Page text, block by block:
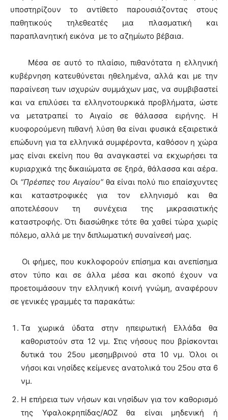
υποστηρίζουν το αντίθετο παρουσιάζοντας στους
παθητικούς τηλεθεατές μια πλασματική και
παραπλανητική εικόνα με το αζημίωτο βέβαια.
Μέσα σε αυτό το πλαίσιο, πιθανότατα η ελληνική
κυβέρνηση κατευθύνεται ηθελημένα, αλλά και με την
παραίνεση των ισχυρών συμμάχων μας, να συμβιβαστεί
και να επιλύσει τα ελληνοτουρκικά προβλήματα, ώστε
να μετατραπεί το Αιγαίο σε θάλασσα ειρήνης. Η
κυοφορούμενη πιθανή λύση θα είναι φυσικά εξαιρετικά
επώδυνη για τα ελληνικά συμφέροντα, καθόσον η χώρα
μας είναι εκείνη που θα αναγκαστεί να εκχωρήσει τα
κυριαρχικά της δικαιώματα σε ξηρά, θάλασσα και αέρα.
Οι “Πρέσπες του Αιγαίου” θα είναι πολύ πιο επαίσχυντες
και καταστροφικές για τον ελληνισμό και θα
αποτελέσουν τη συνέχεια της μικρασιατικής
καταστροφής. Ότι διασώθηκε τότε θα χαθεί τώρα χωρίς
πόλεμο, αλλά με την διπλωματική συναίνεσή μας.
Οι φήμες, που κυκλοφορούν επίσημα και ανεπίσημα
στον τύπο και σε άλλα μέσα και σκοπό έχουν να
προετοιμάσουν την ελληνική κοινή γνώμη, αναφέρουν
σε γενικές γραμμές τα παρακάτω:
Τα χωρικά ύδατα στην ηπειρωτική Ελλάδα θα
καθοριστούν στα 12 νμ. Στις νήσους που βρίσκονται
δυτικά του 25ου μεσημβρινού στα 10 νμ. Όλοι οι
νήσοι και νησίδες κείμενες ανατολικά του 25ου στα 6
νμ.
Η επήρεια των νήσων και νησίδων για τον καθορισμό
της Υφαλοκρηπίδας/ΑΟΖ θα είναι μηδενική ή